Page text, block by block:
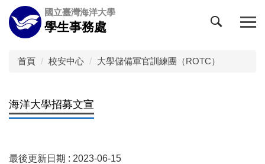
跳
到
主
國立臺灣海洋大學
學生事務處
首頁 校安中心 大學儲備軍官訓練團（ROTC）
海洋大學招募文宣
最後更新日期 : 2023-06-15